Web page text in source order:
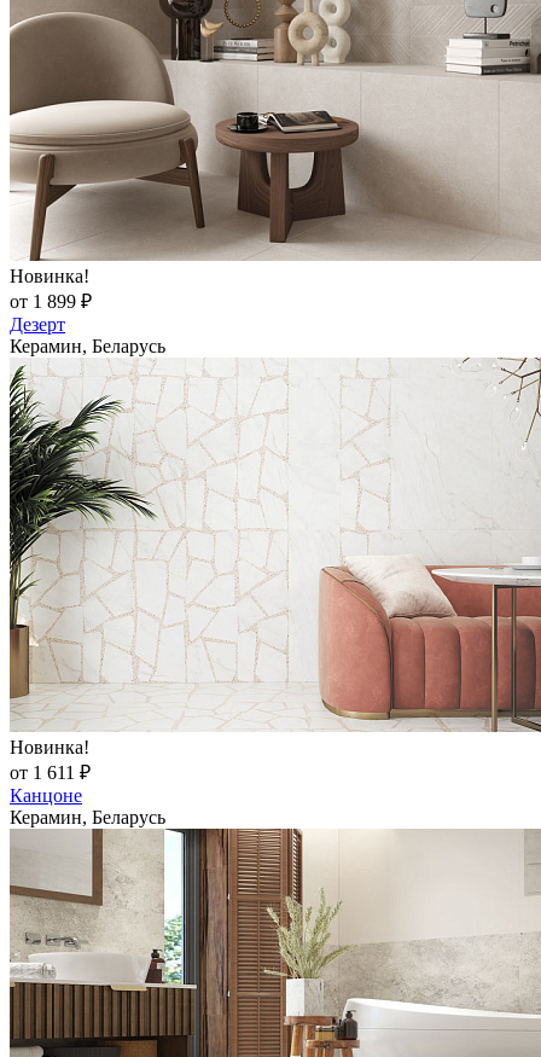
Новинка!
от 1 899 ₽
Дезерт
Керамин, Беларусь
Новинка!
от 1 611 ₽
Канцоне
Керамин, Беларусь